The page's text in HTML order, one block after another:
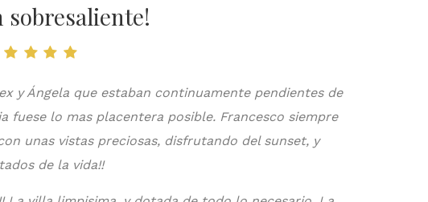
sobresaliente!
y Ángela que estaban continuamente pendientes de
fuese lo mas placentera posible. Francesco siempre
unas vistas preciosas, disfrutando del sunset, y
de la vida!!